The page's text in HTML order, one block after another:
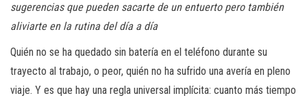
sugerencias que pueden sacarte de un entuerto pero también
aliviarte en la rutina del día a día
Quién no se ha quedado sin batería en el teléfono durante su
trayecto al trabajo, o peor, quién no ha sufrido una avería en pleno
viaje. Y es que hay una regla universal implícita: cuanto más tiempo